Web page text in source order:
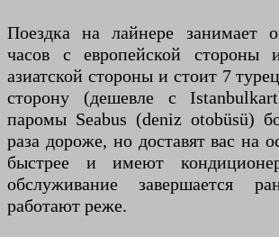
Поездка на лайнере занимает
часов с европейской
азиатской стороны и стоит 7
сторону (дешевле с
паромы Seabus (deniz otobüsü)
раза дороже, но доставят вас на
быстрее и имеют
обслуживание завершается
работают реже.